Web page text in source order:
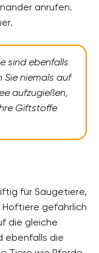
anrufen.
sind ebenfalls
Sie niemals auf
aufzugießen,
Giftstoffe
für Säugetiere,
Hoftiere gefährlich
die gleiche
ebenfalls die